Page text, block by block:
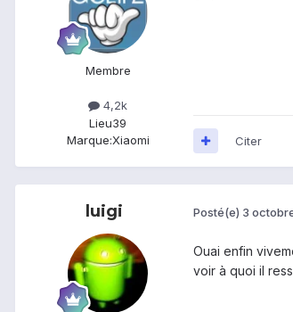
Membre
4,2k
Lieu39
Marque:Xiaomi Citer
luigi Posté(e) 3
Ouai enfin
voir à quoi il